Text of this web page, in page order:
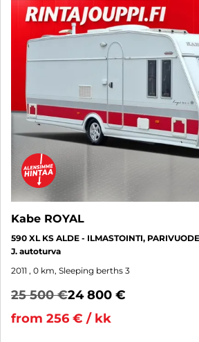
Kabe ROYAL
590 XL KS ALDE - ILMASTOINTI,
J. autoturva
2011 , 0 km, Sleeping berths 3
25 500 €24 800 €
from 256 € / kk